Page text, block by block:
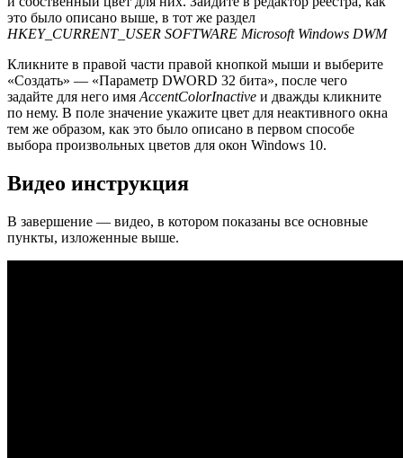
это было описано выше, в тот же раздел
HKEY_CURRENT_USER SOFTWARE Microsoft Windows DWM
Кликните в правой части правой кнопкой мыши и выберите
«Создать» — «Параметр DWORD 32 бита», после чего
задайте для него имя AccentColorInactive и дважды кликните
по нему. В поле значение укажите цвет для неактивного окна
тем же образом, как это было описано в первом способе
выбора произвольных цветов для окон Windows 10.
Видео инструкция
В завершение — видео, в котором показаны все основные
пункты, изложенные выше.